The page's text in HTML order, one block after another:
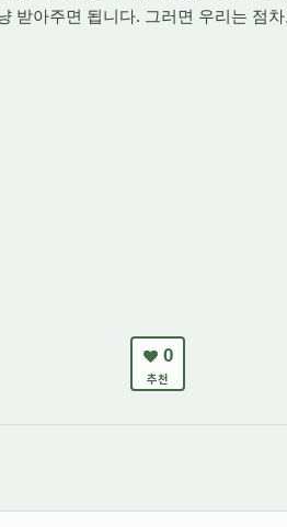
받아주면 됩니다. 그러면 우리는 점
0
추천